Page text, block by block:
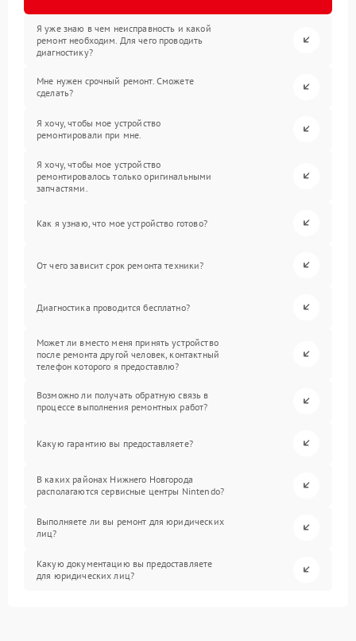
Я уже знаю в чем неисправность и какой
ремонт необходим. Для чего проводить
диагностику?
Мне нужен срочный ремонт. Сможете
сделать?
Я хочу, чтобы мое устройство
ремонтировали при мне.
Я хочу, чтобы мое устройство
ремонтировалось только оригинальными
запчастями.
Как я узнаю, что мое устройство готово?
От чего зависит срок ремонта техники?
Диагностика проводится бесплатно?
Может ли вместо меня принять устройство
после ремонта другой человек, контактный
телефон которого я предоставлю?
Возможно ли получать обратную связь в
процессе выполнения ремонтных работ?
Какую гарантию вы предоставляете?
В каких районах Нижнего Новгорода
располагаются сервисные центры Nintendo?
Выполняете ли вы ремонт для юридических
лиц?
Какую документацию вы предоставляете
для юридических лиц?